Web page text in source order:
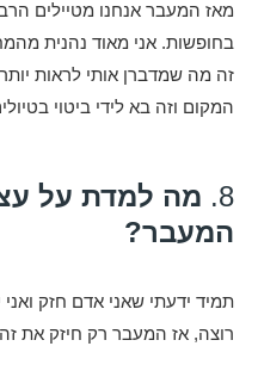
מאז המעבר אנחנו מטיילים
בחופשות. אני מאוד נהנית
זה מה שמדברן אותי לראות
המקום וזה בא לידי ביטוי
8. מה למדת על
המעבר?
תמיד ידעתי שאני אדם חזק
רוצה, אז המעבר רק חיזק את